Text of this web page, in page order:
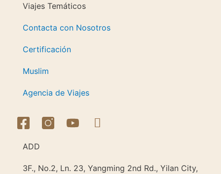
Viajes Temáticos
Contacta con Nosotros
Certificación
Muslim
Agencia de Viajes
ADD
3F., No.2, Ln. 23, Yangming 2nd Rd., Yilan City,